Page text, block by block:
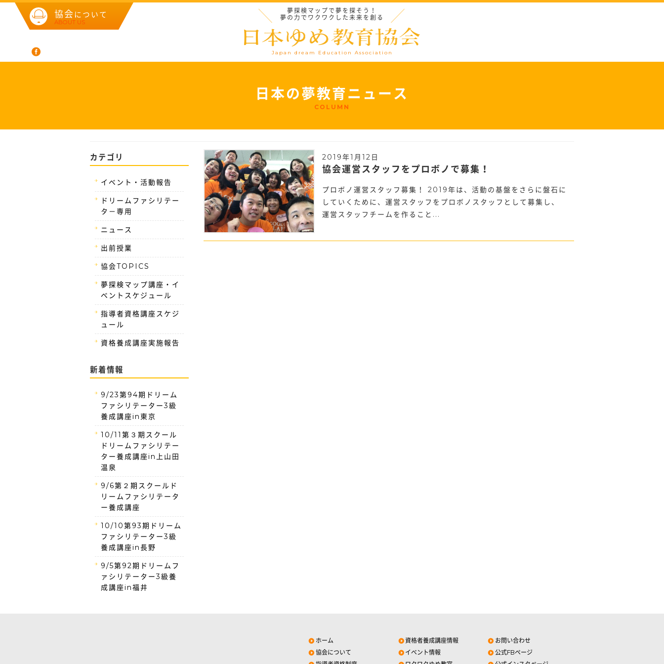
夢探検マップで夢を探そう！
夢の力でワクワクした未来を創る
Japan dream Education Association
協会 について
ABOUT US
日本の夢教育ニュース
COLUMN
2019年1月12日
協会運営スタッフをプロボノで募集！
プロボノ運営スタッフ募集！ 2019年は、活動の基盤をさらに盤石に
していくために、運営スタッフをプロボノスタッフとして募集し、
運営スタッフチームを作ること...
カテゴリ
イベント・活動報告
ドリームファシリテー
タ－専用
ニュース
出前授業
協会TOPICS
夢探検マップ講座・イ
ベントスケジュール
指導者資格講座スケジ
ュール
資格養成講座実施報告
新着情報
9/23第94期ドリーム
ファシリテーター3級
養成講座in東京
10/11第３期スクール
ドリームファシリテー
ター養成講座in上山田
温泉
9/6第２期スクールド
リームファシリテータ
ー養成講座
10/10第93期ドリーム
ファシリテーター3級
養成講座in長野
9/5第92期ドリームフ
ァシリテーター3級養
成講座in福井
ホーム
協会について
資格者養成講座情報
イベント情報
お問い合わせ
公式FBページ